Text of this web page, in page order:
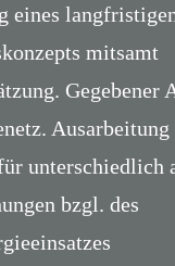
eines
mitsamt
Gegebener
unterschiedlich
bzgl. des